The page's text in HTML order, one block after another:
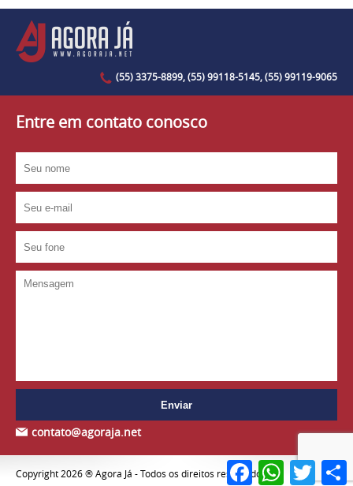
(55) 3375-8899, (55) 99118-5145, (55) 99119-9065
Entre em contato conosco
contato@agoraja.net
Copyright 2026 ® Agora Já - Todos os direitos reservados
FacebookWhatsApp
Twitter